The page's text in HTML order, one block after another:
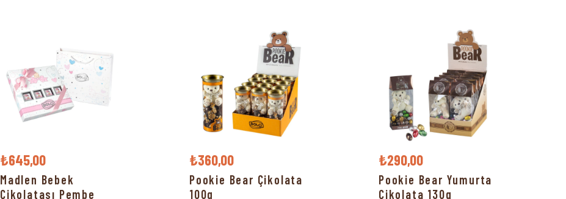
₺645,00
Madlen Bebek
Çikolatası Pembe
₺360,00
Pookie Bear Çikolata
100g
₺290,00
Pookie Bear Yumurta
Çikolata 130g